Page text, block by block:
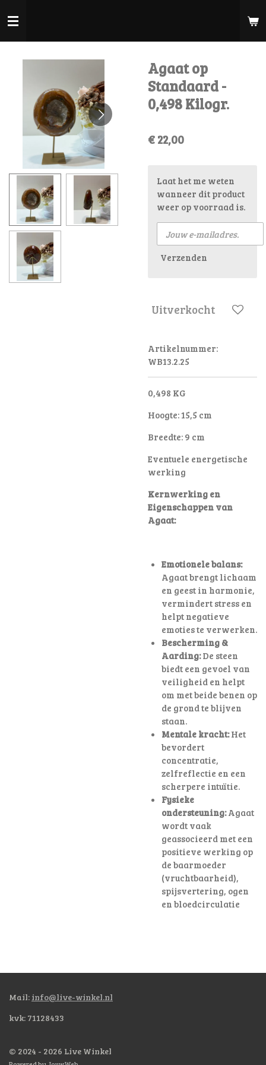
direct
Agaat op
Standaard -
0,498 Kilogr.
€ 22,00
Laat het me weten
wanneer dit product
weer op voorraad is.
Verzenden
Uitverkocht
Artikelnummer:
WB13.2.25
0,498 KG
Hoogte: 15,5 cm
Breedte: 9 cm
Eventuele energetische
werking
Kernwerking en
Eigenschappen van
Agaat:
Emotionele balans:
Agaat brengt lichaam
en geest in harmonie,
vermindert stress en
helpt negatieve
emoties te verwerken.
Bescherming &
Aarding:De steen
biedt een gevoel van
veiligheid en helpt
om met beide benen op
de grond te blijven
staan.
Mentale kracht:Het
bevordert
concentratie,
zelfreflectie en een
scherpere intuïtie.
Fysieke
ondersteuning:Agaat
wordt vaak
geassocieerd met een
positieve werking op
de baarmoeder
(vruchtbaarheid),
spijsvertering, ogen
en bloedcirculatie
Mail: info@live-winkel.nl
kvk: 71128433
© 2024 - 2026 Live Winkel